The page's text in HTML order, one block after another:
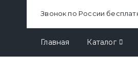
Звонок по России
Главная Каталог